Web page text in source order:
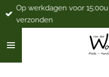
Ga
direct
de
Op werkdagen voor
verzonden